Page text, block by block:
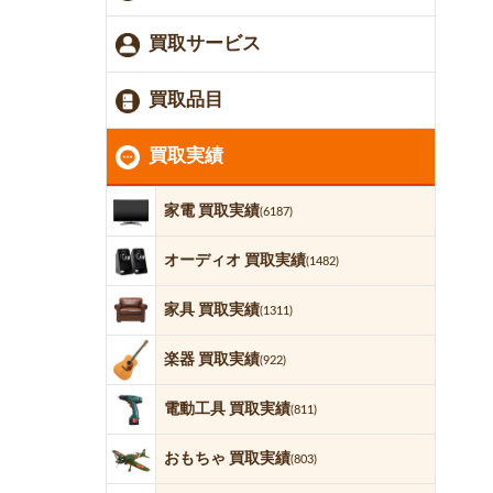
買取サービス
買取品目
買取実績
家電 買取実績(6187)
オーディオ 買取実績(1482)
家具 買取実績(1311)
楽器 買取実績(922)
電動工具 買取実績(811)
おもちゃ 買取実績(803)